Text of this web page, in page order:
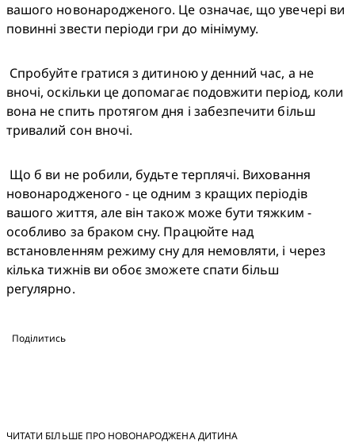
вашого новонародженого. Це означає, що увечері ви
повинні звести періоди гри до мінімуму.
вночі, оскільки це допомагає подовжити період, коли
вона не спить протягом дня і забезпечити більш
тривалий сон вночі.
новонародженого - це одним з кращих періодів
вашого життя, але він також може бути тяжким -
особливо за браком сну. Працюйте над
встановленням режиму сну для немовляти, і через
кілька тижнів ви обоє зможете спати більш
регулярно.
Поділитись
ЧИТАТИ БІЛЬШЕ ПРО НОВОНАРОДЖЕНА ДИТИНА